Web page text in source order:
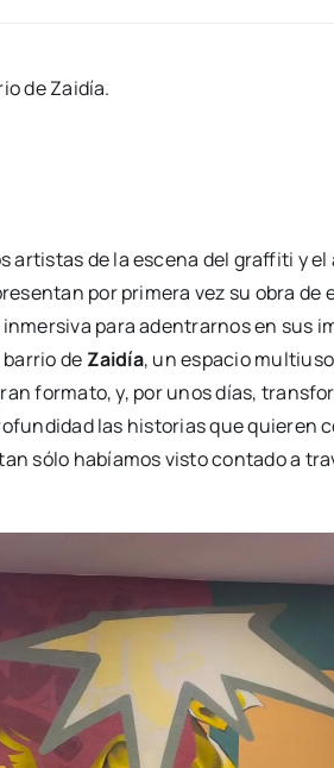
de Zai­día.
artis­tas de la esce­na del graf­fi­ti y
por pri­me­ra vez su obra de
para aden­trar­nos en sus
barrio de Zai­día, un espa­cio
for­ma­to, y, por unos días,
las his­to­rias que quie­ren
sólo había­mos vis­to con­ta­do a